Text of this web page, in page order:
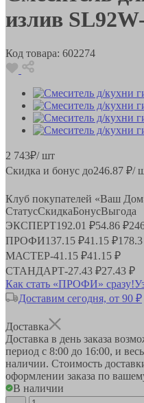
излив
Код товара: 602274
2 743₽/ шт
Скидка и бонус до246.87 ₽/
Клуб покупателей «Ваш
СтатусСкидкаБонусВыгода
ЭКСПЕРТ192.01 ₽54.86 ₽
ПРОФИ137.15 ₽41.15 ₽
МАСТЕР-41.15 ₽41.15 ₽
СТАНДАРТ-27.43 ₽27.43 ₽
Как стать «ПРОФИ» сразу!
Доставим сегодня, от 90 ₽
Доставка
Доставка в день заказа
период с 8:00 до 16:00, и
наличии. Стоимость
оформлении заказа по
В наличии